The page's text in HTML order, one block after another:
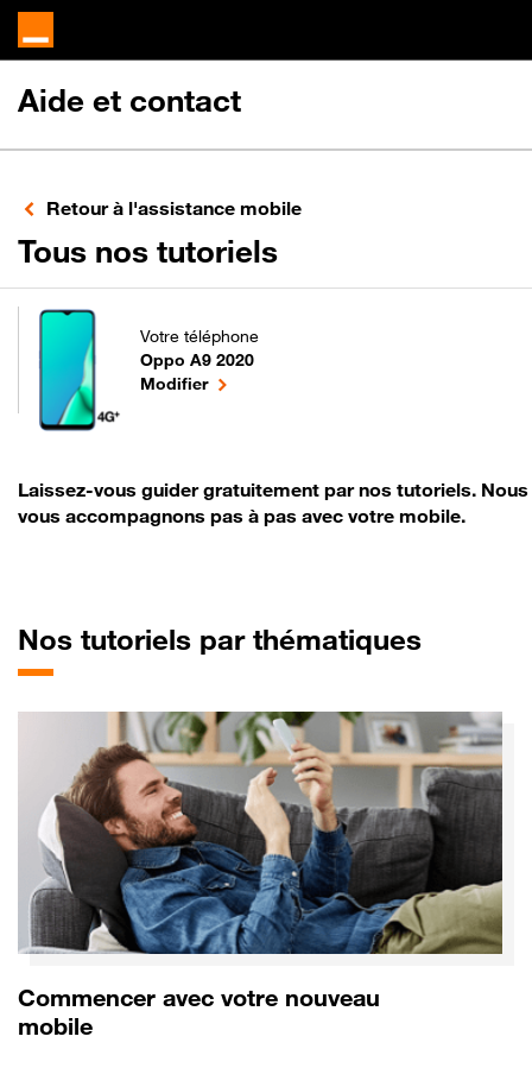
Aide et contact
Retour à l'assistance mobile
Tous nos tutorielspour votre Oppo
Laissez-vous guider gratuitement par nos tutoriels. Nous
vous accompagnons pas à pas avec votre mobile.
Votre téléphone
Oppo A9 2020
pour votre Oppo A9 2020 ou
Modifierle téléphone sélectionné
Nos tutoriels par thématiquespour
Commencer avec votre nouveau
mobile